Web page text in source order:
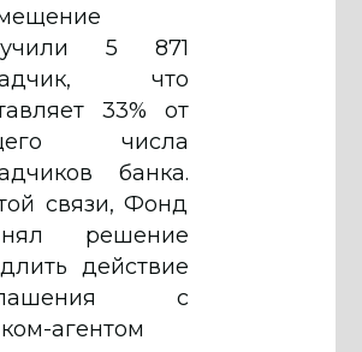
5 871
что
33% от
числа
банка.
связи, Фонд
решение
действие
с
агентом